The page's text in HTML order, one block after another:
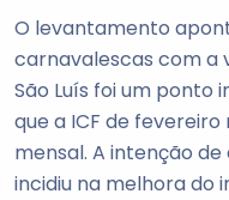
O levantamento
carnavalescas com a
São Luís foi um
que a ICF de
mensal. A intenção
incidiu na melhora do